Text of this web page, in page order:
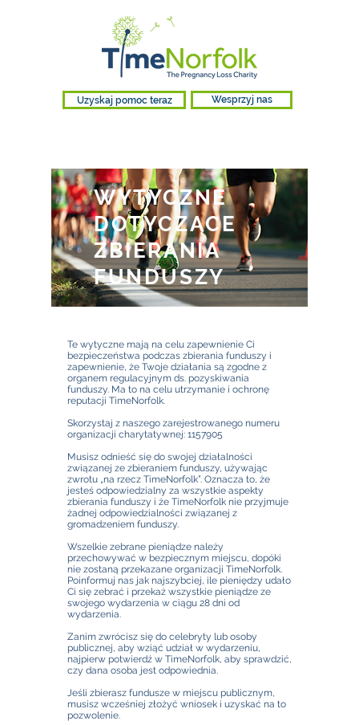
Uzyskaj pomoc teraz Wesprzyj nas
WYTYCZNE
DOTYCZĄCE
ZBIERANIA
FUNDUSZY
Te wytyczne mają na celu zapewnienie Ci
bezpieczeństwa podczas zbierania funduszy i
zapewnienie, że Twoje działania są zgodne z
organem regulacyjnym ds. pozyskiwania
funduszy. Ma to na celu utrzymanie i ochronę
reputacji TimeNorfolk.
Skorzystaj z naszego zarejestrowanego numeru
organizacji charytatywnej: 1157905
Musisz odnieść się do swojej działalności
związanej ze zbieraniem funduszy, używając
zwrotu „na rzecz TimeNorfolk”. Oznacza to, że
jesteś odpowiedzialny za wszystkie aspekty
zbierania funduszy i że TimeNorfolk nie przyjmuje
żadnej odpowiedzialności związanej z
gromadzeniem funduszy.
Wszelkie zebrane pieniądze należy
przechowywać w bezpiecznym miejscu, dopóki
nie zostaną przekazane organizacji TimeNorfolk.
Poinformuj nas jak najszybciej, ile pieniędzy udało
Ci się zebrać i przekaż wszystkie pieniądze ze
swojego wydarzenia w ciągu 28 dni od
wydarzenia.
Zanim zwrócisz się do celebryty lub osoby
publicznej, aby wziąć udział w wydarzeniu,
najpierw potwierdź w TimeNorfolk, aby sprawdzić,
czy dana osoba jest odpowiednia.
Jeśli zbierasz fundusze w miejscu publicznym,
musisz wcześniej złożyć wniosek i uzyskać na to
pozwolenie.